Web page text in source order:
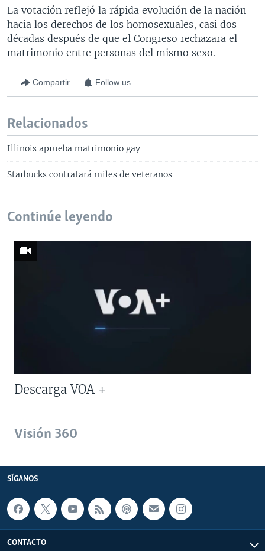
La votación reflejó la rápida evolución de la nación
hacia los derechos de los homosexuales, casi dos
décadas después de que el Congreso rechazara el
matrimonio entre personas del mismo sexo.
Compartir Follow us
Relacionados
Illinois aprueba matrimonio gay
Starbucks contratará miles de veteranos
Continúe leyendo
Descarga VOA +
Visión 360
SÍGANOS
CONTACTO